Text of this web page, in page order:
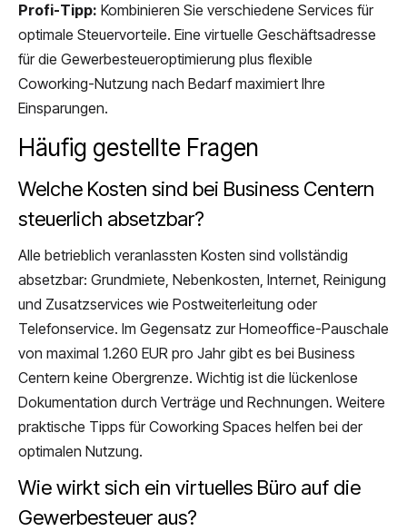
Profi-Tipp: Kombinieren Sie verschiedene Services für
optimale Steuervorteile. Eine virtuelle Geschäftsadresse
für die Gewerbesteueroptimierung plus flexible
Coworking-Nutzung nach Bedarf maximiert Ihre
Einsparungen.
Häufig gestellte Fragen
Welche Kosten sind bei Business Centern
steuerlich absetzbar?
Alle betrieblich veranlassten Kosten sind vollständig
absetzbar: Grundmiete, Nebenkosten, Internet, Reinigung
und Zusatzservices wie Postweiterleitung oder
Telefonservice. Im Gegensatz zur Homeoffice-Pauschale
von maximal 1.260 EUR pro Jahr gibt es bei Business
Centern keine Obergrenze. Wichtig ist die lückenlose
Dokumentation durch Verträge und Rechnungen. Weitere
praktische Tipps für Coworking Spaces helfen bei der
optimalen Nutzung.
Wie wirkt sich ein virtuelles Büro auf die
Gewerbesteuer aus?